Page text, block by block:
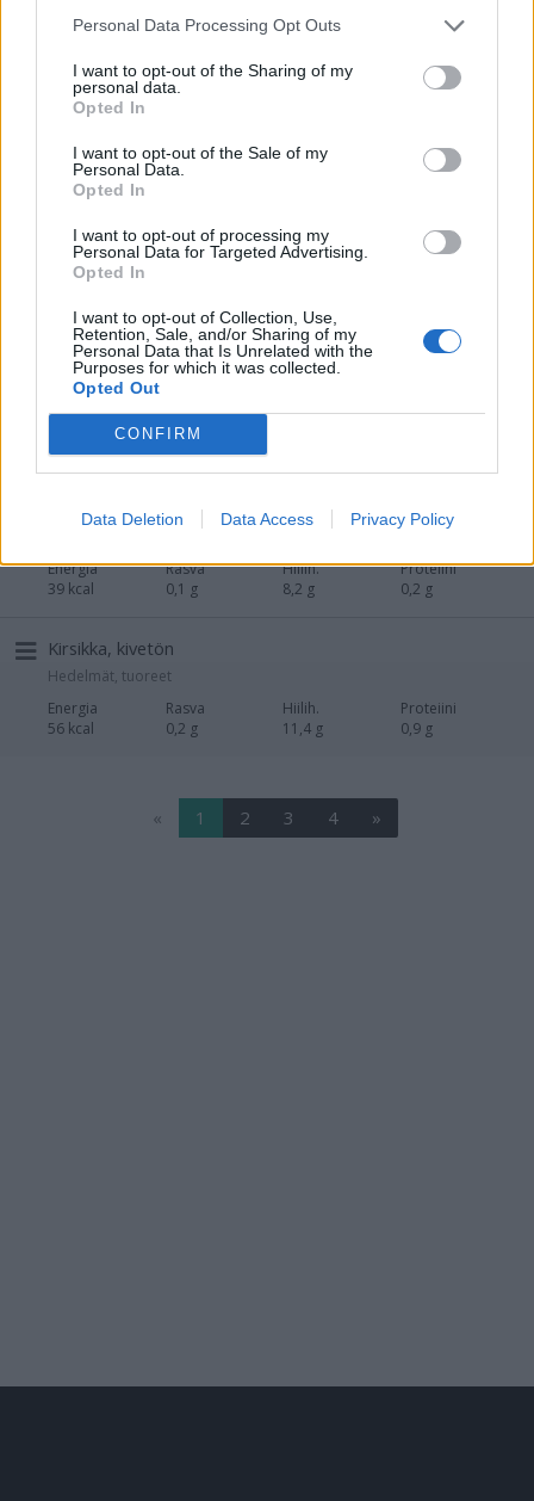
Personal Data Processing Opt Outs
I want to opt-out of the Sharing of my
personal data.
Opted In
I want to opt-out of the Sale of my
Personal Data.
Opted In
I want to opt-out of processing my
Personal Data for Targeted Advertising.
Opted In
I want to opt-out of Collection, Use,
Retention, Sale, and/or Sharing of my
Personal Data that Is Unrelated with the
Purposes for which it was collected.
Opted Out
CONFIRM
Data Deletion Data Access Privacy Policy
46 kcal
0,1 g
8,9 g
Mandariini, kuorittu
Hedelmät, tuoreet
Energia
45 kcal
Rasva
0,3 g
Hiilih.
Proteiini
0,6 g
Päärynä, punnittu kuorineen
Hedelmät, tuoreet
38 kcal
0,1 g
7,0 g
Persikka/nektariini, keskiarvo, punnittu kivineen
Hedelmät, tuoreet
38 kcal
Rasva
Omena, ulkomainen, kuorineen
Energia
39 kcal
Rasva
0,1 g
Hiilih.
8,2 g
Proteiini
0,2 g
Kirsikka, kivetön
Hedelmät, tuoreet
Energia
56 kcal
Rasva
0,2 g
Hiilih.
11,4 g
Proteiini
0,9 g
« 1 2 3 4 »